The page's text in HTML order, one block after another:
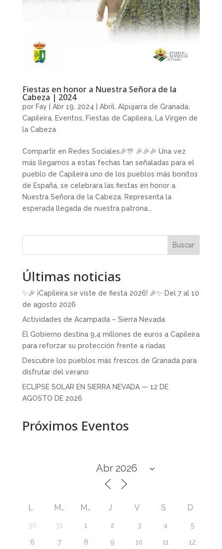
Fiestas en honor a Nuestra Señora de la
Cabeza | 2024
por Fay Abr 19, 2024 Abril, Alpujarra de Granada,
Capileira, Eventos Fiestas de Capileira, La Virgen de
la Cabeza
Compartir en Redes Sociales🎉🎊 🎉🎉🎉 Una vez
más llegamos a estas fechas tan señaladas para el
pueblo de Capileira uno de los pueblos más bonitos
de España, se celebrara las fiestas en honor a
Nuestra Señora de la Cabeza: Representa la
esperada llegada de nuestra patrona...
Buscar
Últimas noticias
✨🎉 ¡Capileira se viste de fiesta 2026! 🎉✨ Del 7 al 10
de agosto 2026
Actividades de Acampada – Sierra Nevada
El Gobierno destina 9,4 millones de euros a Capileira
para reforzar su protección frente a riadas
Descubre los pueblos más frescos de Granada para
disfrutar del verano
ECLIPSE SOLAR EN SIERRA NEVADA — 12 DE
AGOSTO DE 2026
Próximos Eventos
L M M J V S D
30 31 1 2 3 4 5
6 7 8 9 10 11 12